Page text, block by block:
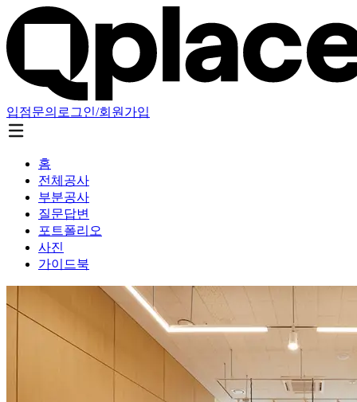
입점문의 로그인/회원가입
홈
전체공사
부분공사
질문답변
포트폴리오
사진
가이드북